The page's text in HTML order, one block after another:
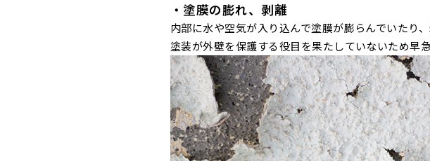
・塗膜の膨れ、剥離
内部に水や空気が入り込んで塗膜が膨らんでいたり
塗装が外壁を保護する役目を果たしていないため早